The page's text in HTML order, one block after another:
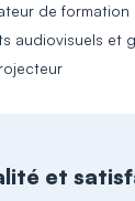
de formation
audiovisuels et
et